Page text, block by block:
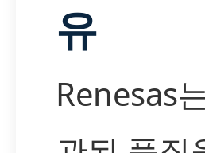
유
Renesas